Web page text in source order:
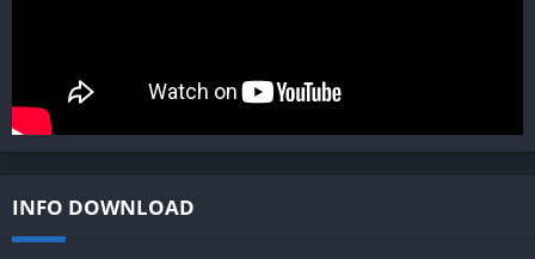
INFO DOWNLOAD